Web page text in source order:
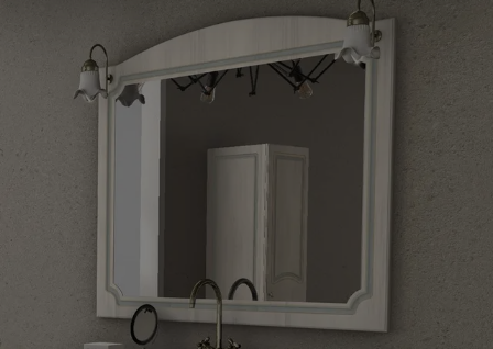
die Schaltfläche "X" klicken, können Sie das Surfen erst
nach der Installation der technischen Cookies fortsetzen.